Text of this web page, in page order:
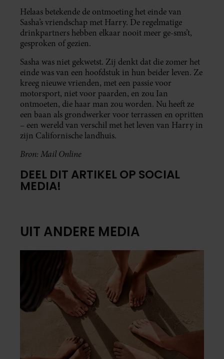
Helaas betekende de ontmoeting het einde van
Sasha’s vriendschap met Harry. De regelmatige
drinkpartners hebben elkaar nooit meer ge-sms’t,
gesproken of gezien.
Sasha was niet gekwetst. Zij denkt dat die zomer het
einde was van een hoofdstuk in hun beider leven. Ze
kreeg nieuwe vrienden, met een passie voor
motorsport, niet voor paarden, en zou Ian
ontmoeten, die haar man zou worden. Nu heeft ze
een baan als grondwerker voor terrassen en opritten
– een wereld van verschil met het leven van Harry in
zijn Californische landhuis.
Bron: Mail Online
DEEL DIT ARTIKEL OP SOCIAL
MEDIA!
UIT ANDERE MEDIA